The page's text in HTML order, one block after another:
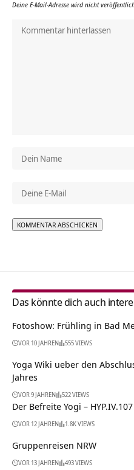
Deine E-Mail-Adresse wird nicht
Das könnte dich auch
Fotoshow: Frühling in Bad
VOR 10 JAHREN 555 VIEWS
Yoga Wiki ueber den
Jahres
VOR 9 JAHREN 522 VIEWS
Der Befreite Yogi – HYP.IV.107
VOR 12 JAHREN 1.8K VIEWS
Gruppenreisen NRW
VOR 13 JAHREN 493 VIEWS